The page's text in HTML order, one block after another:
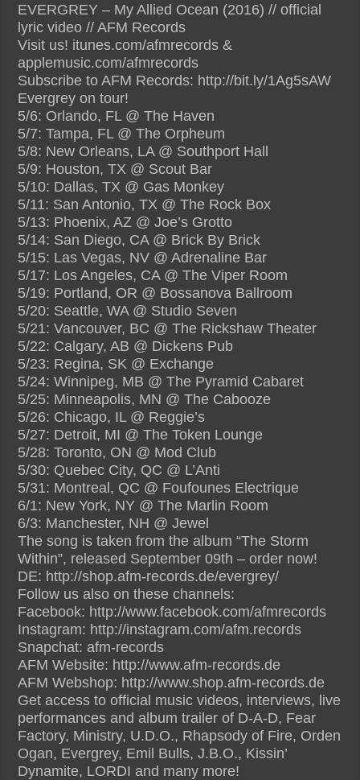
EVERGREY – My Allied Ocean (2016) // official
lyric video // AFM Records
Visit us! itunes.com/afmrecords &
applemusic.com/afmrecords
Subscribe to AFM Records: http://bit.ly/1Ag5sAW
Evergrey on tour!
5/6: Orlando, FL @ The Haven
5/7: Tampa, FL @ The Orpheum
5/8: New Orleans, LA @ Southport Hall
5/9: Houston, TX @ Scout Bar
5/10: Dallas, TX @ Gas Monkey
5/11: San Antonio, TX @ The Rock Box
5/13: Phoenix, AZ @ Joe’s Grotto
5/14: San Diego, CA @ Brick By Brick
5/15: Las Vegas, NV @ Adrenaline Bar
5/17: Los Angeles, CA @ The Viper Room
5/19: Portland, OR @ Bossanova Ballroom
5/20: Seattle, WA @ Studio Seven
5/21: Vancouver, BC @ The Rickshaw Theater
5/22: Calgary, AB @ Dickens Pub
5/23: Regina, SK @ Exchange
5/24: Winnipeg, MB @ The Pyramid Cabaret
5/25: Minneapolis, MN @ The Cabooze
5/26: Chicago, IL @ Reggie’s
5/27: Detroit, MI @ The Token Lounge
5/28: Toronto, ON @ Mod Club
5/30: Quebec City, QC @ L’Anti
5/31: Montreal, QC @ Foufounes Electrique
6/1: New York, NY @ The Marlin Room
6/3: Manchester, NH @ Jewel
The song is taken from the album “The Storm
Within”, released September 09th – order now!
DE: http://shop.afm-records.de/evergrey/
Follow us also on these channels:
Facebook: http://www.facebook.com/afmrecords
Instagram: http://instagram.com/afm.records
Snapchat: afm-records
AFM Website: http://www.afm-records.de
AFM Webshop: http://www.shop.afm-records.de
Get access to official music videos, interviews, live
performances and album trailer of D-A-D, Fear
Factory, Ministry, U.D.O., Rhapsody of Fire, Orden
Ogan, Evergrey, Emil Bulls, J.B.O., Kissin’
Dynamite, LORDI and many more!